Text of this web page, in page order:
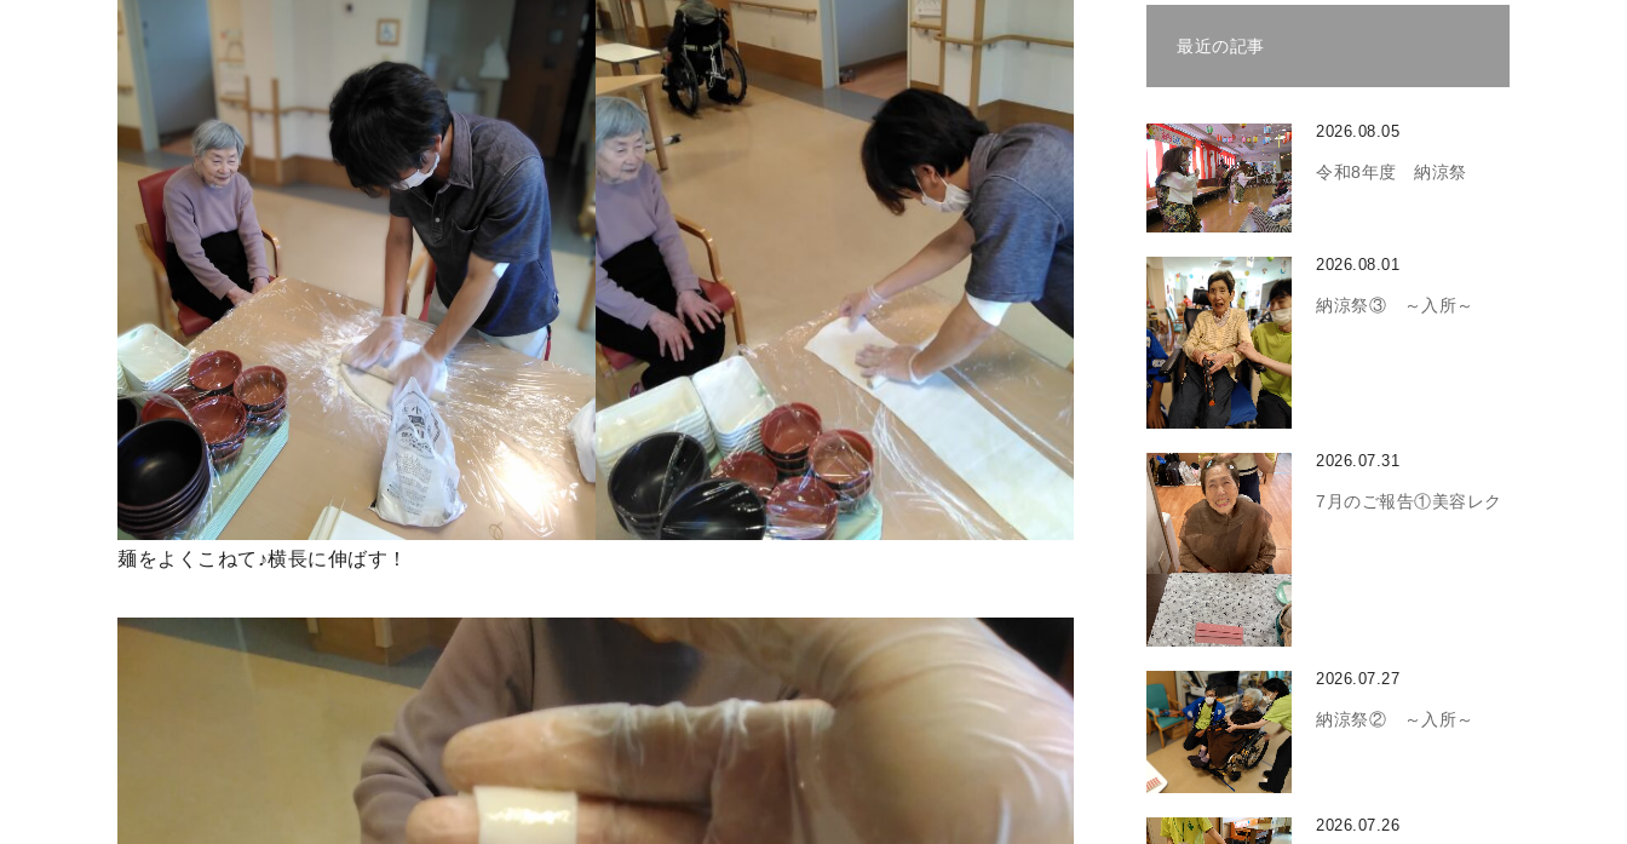
麺をよくこねて♪横長に伸ばす！
最近の記事
2026.08.05
令和8年度 納涼祭
2026.08.01
納涼祭③ ～入所～
2026.07.31
7月のご報告①美容レク
2026.07.27
納涼祭② ～入所～
2026.07.26